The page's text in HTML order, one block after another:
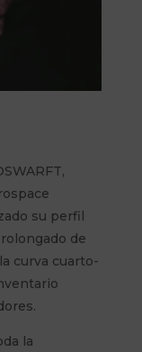
su perfil
de
curva cuarto-
la